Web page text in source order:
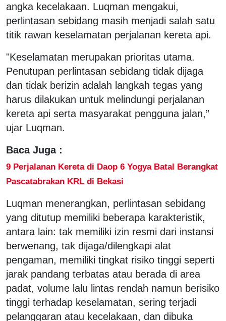
angka kecelakaan. Luqman mengakui,
perlintasan sebidang masih menjadi salah satu
titik rawan keselamatan perjalanan kereta api.
"Keselamatan merupakan prioritas utama.
Penutupan perlintasan sebidang tidak dijaga
dan tidak berizin adalah langkah tegas yang
harus dilakukan untuk melindungi perjalanan
kereta api serta masyarakat pengguna jalan,”
ujar Luqman.
Baca Juga :
9 Perjalanan Kereta di Daop 6 Yogya Batal Berangkat
Pascatabrakan KRL di Bekasi
Luqman menerangkan, perlintasan sebidang
yang ditutup memiliki beberapa karakteristik,
antara lain: tak memiliki izin resmi dari instansi
berwenang, tak dijaga/dilengkapi alat
pengaman, memiliki tingkat risiko tinggi seperti
jarak pandang terbatas atau berada di area
padat, volume lalu lintas rendah namun berisiko
tinggi terhadap keselamatan, sering terjadi
pelanggaran atau kecelakaan, dan dibuka